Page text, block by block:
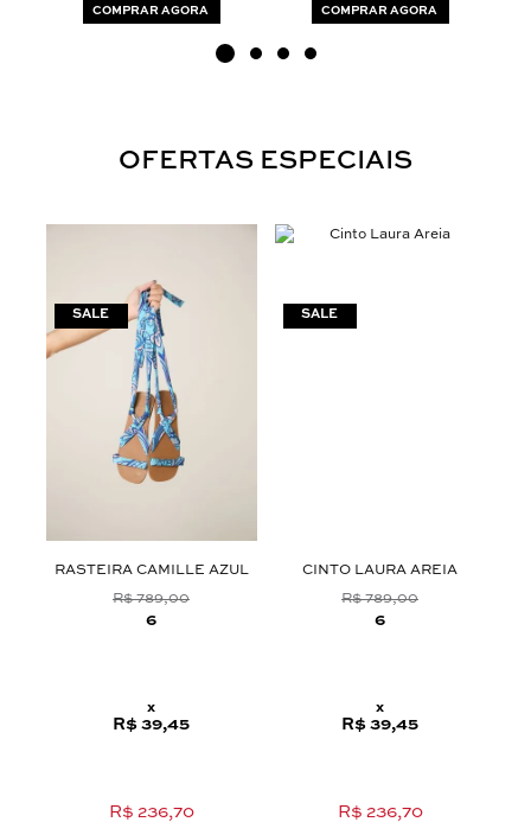
COMPRAR AGORA COMPRAR AGORA
OFERTAS ESPECIAIS
RASTEIRA CAMILLE AZUL
R$ 789,00
6
x
R$ 39,45
R$ 236,70
CINTO LAURA AREIA
R$ 789,00
6
x
R$ 39,45
R$ 236,70